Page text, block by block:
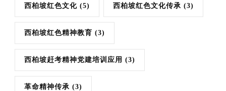
西柏坡红色文化 (5) 西柏坡红色文化传承 (3)
西柏坡红色精神教育 (3)
西柏坡赶考精神党建培训应用 (3)
革命精神传承 (3)